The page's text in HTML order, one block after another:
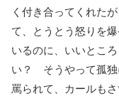
く付き合ってくれた
て、とうとう怒りを
いるのに、いいとこ
い？ そうやって孤
罵られて、カールも